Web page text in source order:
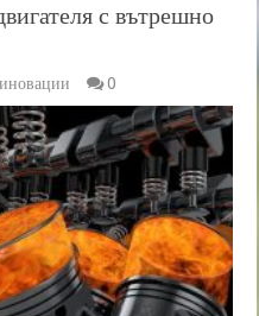
с вътрешно
0